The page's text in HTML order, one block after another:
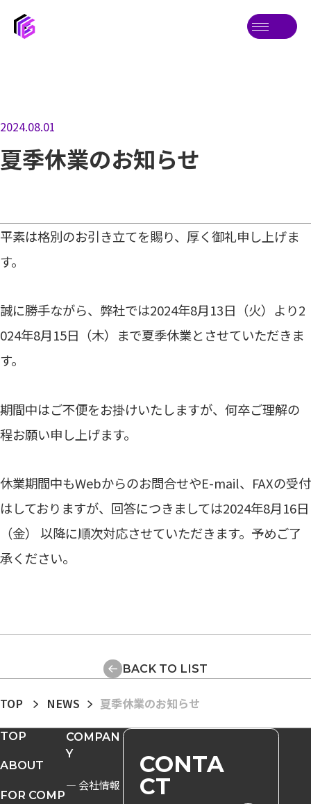
2024.08.01
夏季休業のお知らせ
平素は格別のお引き立てを賜り、厚く御礼申し上げま
す。
誠に勝手ながら、弊社では2024年8月13日（火）より2
024年8月15日（木）まで夏季休業とさせていただきま
す。
期間中はご不便をお掛けいたしますが、何卒ご理解の
程お願い申し上げます。
休業期間中もWebからのお問合せやE-mail、FAXの受付
はしておりますが、回答につきましては2024年8月16日
（金） 以降に順次対応させていただきます。予めご了
承ください。
BACK TO LIST
TOP NEWS 夏季休業のお知らせ
TOP
ABOUT
FOR COMP
COMPAN
Y
― 会社情報
CONTA
CT